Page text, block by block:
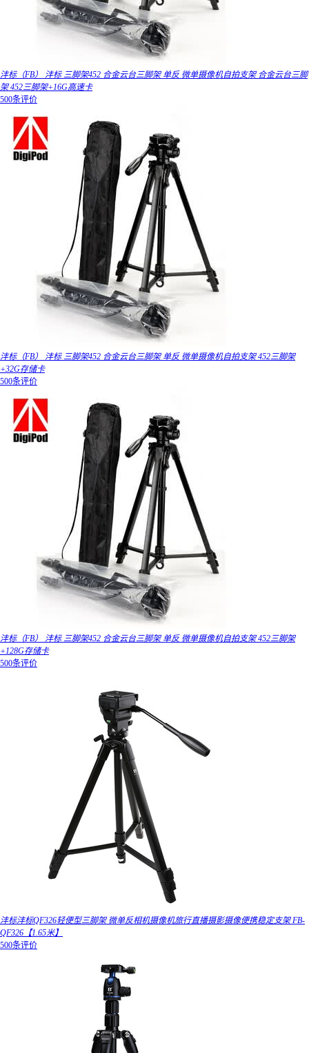
沣标（FB） 沣标 三脚架452 合金云台三脚架 单反 微单摄像机自拍支架 合金云台三脚
架 452三脚架+16G高速卡
500条评价
沣标（FB） 沣标 三脚架452 合金云台三脚架 单反 微单摄像机自拍支架 452三脚架
+32G存储卡
500条评价
沣标（FB） 沣标 三脚架452 合金云台三脚架 单反 微单摄像机自拍支架 452三脚架
+128G存储卡
500条评价
沣标沣标QF326轻便型三脚架 微单反相机摄像机旅行直播摄影摄像便携稳定支架 FB-
QF326【1.65米】
500条评价